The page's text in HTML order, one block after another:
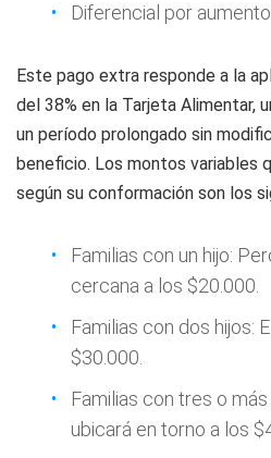
Diferencial por
Este pago extra responde a la
del 38% en la Tarjeta Alimentar,
un período prolongado sin
beneficio. Los montos variables
según su conformación son los
Familias con un hijo:
cercana a los $20.000.
Familias con dos hijos:
$30.000.
Familias con tres o
ubicará en torno a los